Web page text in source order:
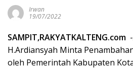
Irwan
19/07/2022
SAMPIT,RAKYATKALTENG.com
H.Ardiansyah Minta
oleh Pemerintah Kabupaten